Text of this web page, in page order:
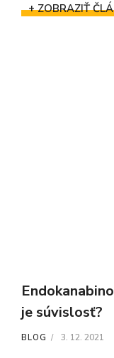
+ ZOBRAZIŤ
BLOG 3. 12. 2021
je súvislosť?